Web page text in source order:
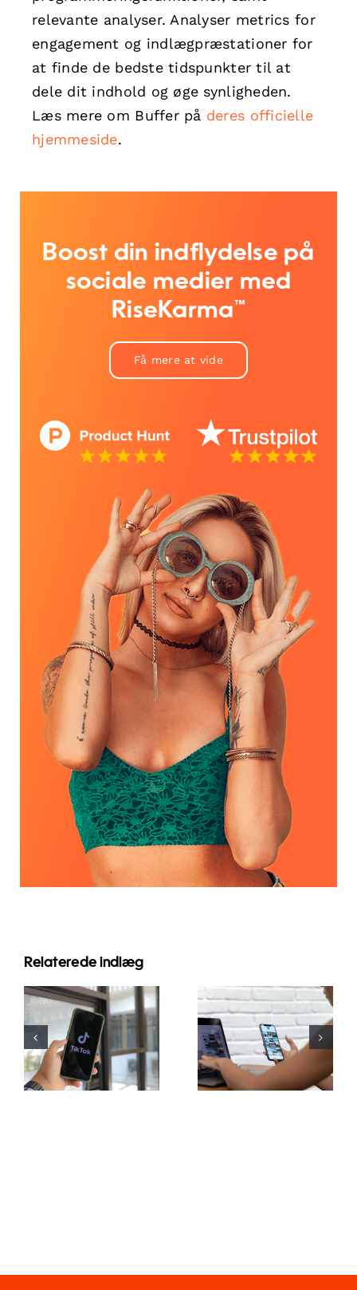
relevante analyser. Analyser metrics for
engagement og indlægpræstationer for
at finde de bedste tidspunkter til at
dele dit indhold og øge synligheden.
Læs mere om Buffer på deres officielle
hjemmeside.
Boost din indflydelse på
sociale medier med
RiseKarma™
Få mere at vide
Relaterede indlæg
Maksimer
Rækkevidde:
Effektive
Tværplatforms
Postværktøjer
Top 3
platforme til
at finde
idéer til
brugergenereret
indhold